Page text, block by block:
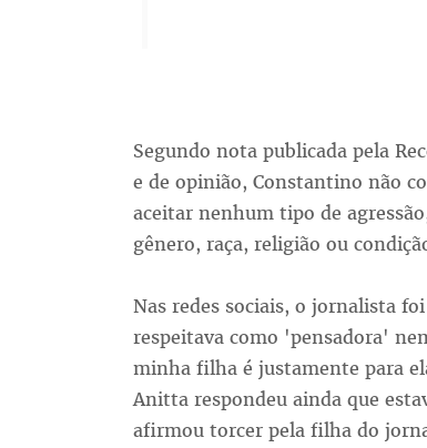
Segundo nota publicada pela
e de opinião, Constantino não
aceitar nenhum tipo de
gênero, raça, religião ou
Nas redes sociais, o jornalista
respeitava como 'pensadora'
minha filha é justamente para
Anitta respondeu ainda que
afirmou torcer pela filha do